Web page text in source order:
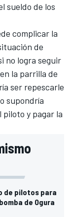
sueldo de los
complicar la
de
no logra seguir
la parrilla de
ser repescarle
supondría
y pagar la
de pilotos para
de Ogura